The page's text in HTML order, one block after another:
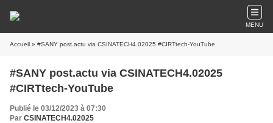
MENU
Accueil » #SANY post.actu via CSINATECH4.02025 #CIRTtech-YouTube
#SANY post.actu via CSINATECH4.02025
#CIRTtech-YouTube
Publié le 03/12/2023 à 07:30
Par CSINATECH4.02025